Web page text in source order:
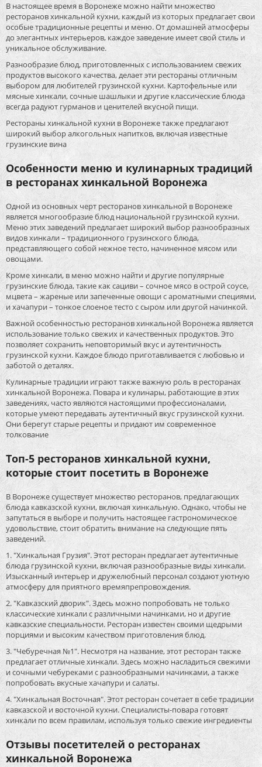
В настоящее время в Воронеже можно найти множество
ресторанов хинкальной кухни, каждый из которых предлагает свои
особые традиционные рецепты и меню. От домашней атмосферы
до элегантных интерьеров, каждое заведение имеет свой стиль и
уникальное обслуживание.
Разнообразие блюд, приготовленных с использованием свежих
продуктов высокого качества, делает эти рестораны отличным
выбором для любителей грузинской кухни. Картофельные или
мясные хинкали, сочные шашлыки и другие классические блюда
всегда радуют гурманов и ценителей вкусной пищи.
Рестораны хинкальной кухни в Воронеже также предлагают
широкий выбор алкогольных напитков, включая известные
грузинские вина
Особенности меню и кулинарных традиций
в ресторанах хинкальной Воронежа
Одной из основных черт ресторанов хинкальной в Воронеже
является многообразие блюд национальной грузинской кухни.
Меню этих заведений предлагает широкий выбор разнообразных
видов хинкали – традиционного грузинского блюда,
представляющего собой нежное тесто, начиненное мясом или
овощами.
Кроме хинкали, в меню можно найти и другие популярные
грузинские блюда, такие как сациви – сочное мясо в острой соусе,
мцвета – жареные или запеченные овощи с ароматными специями,
и хачапури – тонкое слоеное тесто с сыром или другой начинкой.
Важной особенностью ресторанов хинкальной Воронежа является
использование только свежих и качественных продуктов. Это
позволяет сохранить неповторимый вкус и аутентичность
грузинской кухни. Каждое блюдо приготавливается с любовью и
заботой о деталях.
Кулинарные традиции играют также важную роль в ресторанах
хинкальной Воронежа. Повара и кулинары, работающие в этих
заведениях, часто являются настоящими профессионалами,
которые умеют передавать аутентичный вкус грузинской кухни.
Они берегут старые рецепты и придают им современное
толкование
Топ-5 ресторанов хинкальной кухни,
которые стоит посетить в Воронеже
В Воронеже существует множество ресторанов, предлагающих
блюда кавказской кухни, включая хинкальную. Однако, чтобы не
запутаться в выборе и получить настоящее гастрономическое
удовольствие, стоит обратить внимание на следующие пять
заведений.
1. "Хинкальная Грузия". Этот ресторан предлагает аутентичные
блюда грузинской кухни, включая разнообразные виды хинкали.
Изысканный интерьер и дружелюбный персонал создают уютную
атмосферу для приятного времяпрепровождения.
2. "Кавказский дворик". Здесь можно попробовать не только
классические хинкали с различными начинками, но и другие
кавказские специальности. Ресторан известен своими щедрыми
порциями и высоким качеством приготовления блюд.
3. "Чебуречная №1". Несмотря на название, этот ресторан также
предлагает отличные хинкали. Здесь можно насладиться свежими
и сочными чебуреками с разнообразными начинками, а также
попробовать вкусные хачапури и салаты.
4. "Хинкальная Восточная". Этот ресторан сочетает в себе традиции
кавказской и восточной кухни. Специалисты-повара готовят
хинкали по всем правилам, используя только свежие ингредиенты
Отзывы посетителей о ресторанах
хинкальной Воронежа